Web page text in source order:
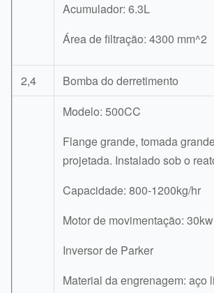
Acumulador: 6.3L
Área de filtração: 4300 mm^2
2,4 Bomba do derretimento
Modelo: 500CC
Flange grande, tomada
projetada. Instalado sob o
Capacidade: 800-1200kg/hr
Motor de movimentação: 30kw
Inversor de Parker
Material da engrenagem: aço